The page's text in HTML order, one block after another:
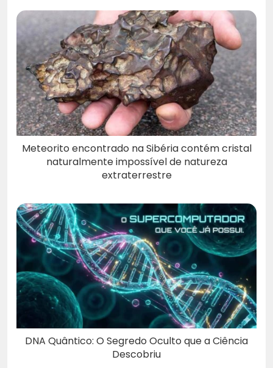
Meteorito encontrado na Sibéria contém cristal
naturalmente impossível de natureza
extraterrestre
DNA Quântico: O Segredo Oculto que a Ciência
Descobriu